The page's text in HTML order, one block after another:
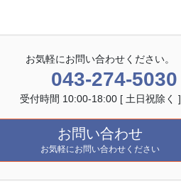
お気軽にお問い合わせください。
043-274-5030
受付時間 10:00-18:00 [ 土日祝除く ]
お問い合わせ
お気軽にお問い合わせください